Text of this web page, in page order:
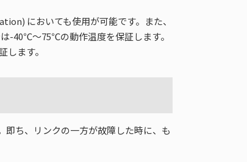
においても使用が可能です。また、
-40℃～75℃の動作温度を保証します。
ます。
ち、リンクの一方が故障した時に、も